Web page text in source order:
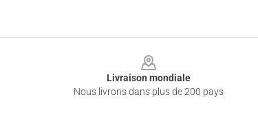
Livraison mondiale
Nous livrons dans plus de 200 pays